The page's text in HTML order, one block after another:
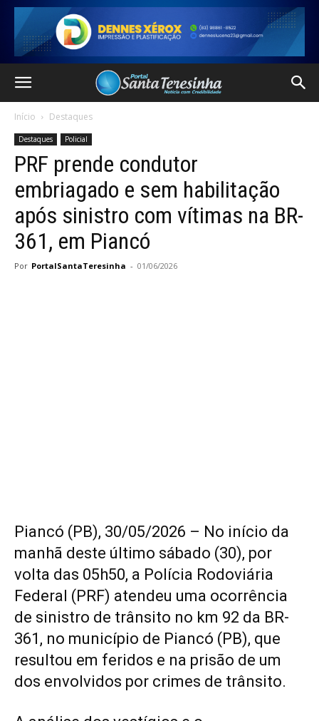
Início Destaques
Destaques Policial
PRF prende condutor
embriagado e sem habilitação
após sinistro com vítimas na BR-
361, em Piancó
Por PortalSantaTeresinha - 01/06/2026
Piancó (PB), 30/05/2026 – No início da
manhã deste último sábado (30), por
volta das 05h50, a Polícia Rodoviária
Federal (PRF) atendeu uma ocorrência
de sinistro de trânsito no km 92 da BR-
361, no município de Piancó (PB), que
resultou em feridos e na prisão de um
dos envolvidos por crimes de trânsito.